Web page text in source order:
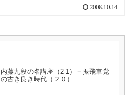
2008.10.14
内藤九段の名講座（2-1）－振飛車党
の古き良き時代（２０）